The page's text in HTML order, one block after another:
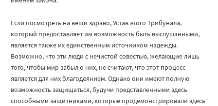
Если посмотреть на вещи здраво, Устав этого Трибунала,
который предоставляет им возможность быть выслушанными,
является также их единственным источником надежды.
Возможно, что эти люди с нечистой совестью, желающие лишь
того, чтобы мир забыл о них, не считают, что этот процесс
является для них благодеянием. Однако они имеют полную
возможность защищаться, будучи представленными здесь
способными защитниками, которые продемонстрировали здесь